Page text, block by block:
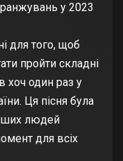
у 2023
для того, щоб
пройти складні
хоч один раз у
Ця пісня була
людей
для всіх